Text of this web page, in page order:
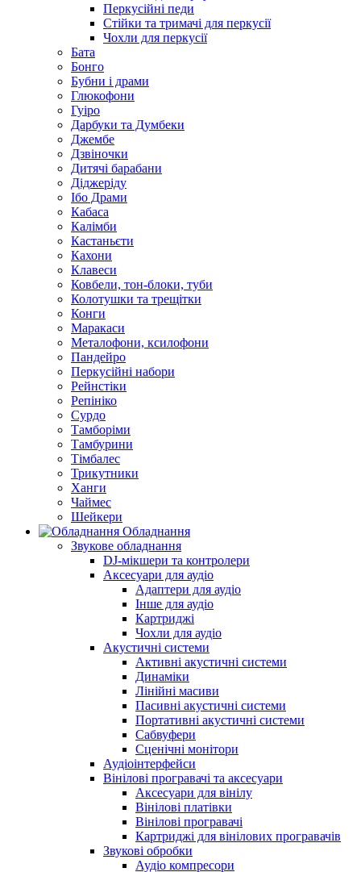
Перкусійні педи
Стійки та тримачі для перкусії
Чохли для перкусії
Бата
Бонго
Бубни і драми
Глюкофони
Гуіро
Дарбуки та Думбеки
Джембе
Дзвіночки
Дитячі барабани
Діджеріду
Ібо Драми
Кабаса
Калімби
Кастаньєти
Кахони
Клавеси
Ковбели, тон-блоки, туби
Колотушки та трещітки
Конги
Маракаси
Металофони, ксилофони
Пандейро
Перкусійні набори
Рейнстіки
Репініко
Сурдо
Тамборіми
Тамбурини
Тімбалес
Трикутники
Ханги
Чаймес
Шейкери
Обладнання
Звукове обладнання
DJ-мікшери та контролери
Аксесуари для аудіо
Адаптери для аудіо
Інше для аудіо
Картриджі
Чохли для аудіо
Акустичні системи
Активні акустичні системи
Динаміки
Лінійні масиви
Пасивні акустичні системи
Портативні акустичні системи
Сабвуфери
Сценічні монітори
Аудіоінтерфейси
Вінілові програвачі та аксесуари
Аксесуари для вінілу
Вінілові платівки
Вінілові програвачі
Картриджі для вінілових програвачів
Звукові обробки
Аудіо компресори